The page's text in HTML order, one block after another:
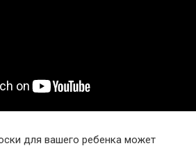
для вашего ребенка может